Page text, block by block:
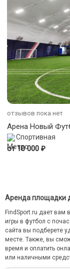
отзывов пока нет
Арена Новый
Спортивная
от 10 000 ₽
Аренда площадки
FindSport.ru дает вам
игры в футбол с
сайта вы подберете
месте. Также, вы
время и оплатить
или наличными